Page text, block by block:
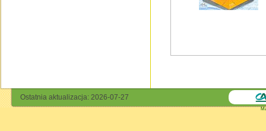
Ostatnia aktualizacja: 2026-07-27